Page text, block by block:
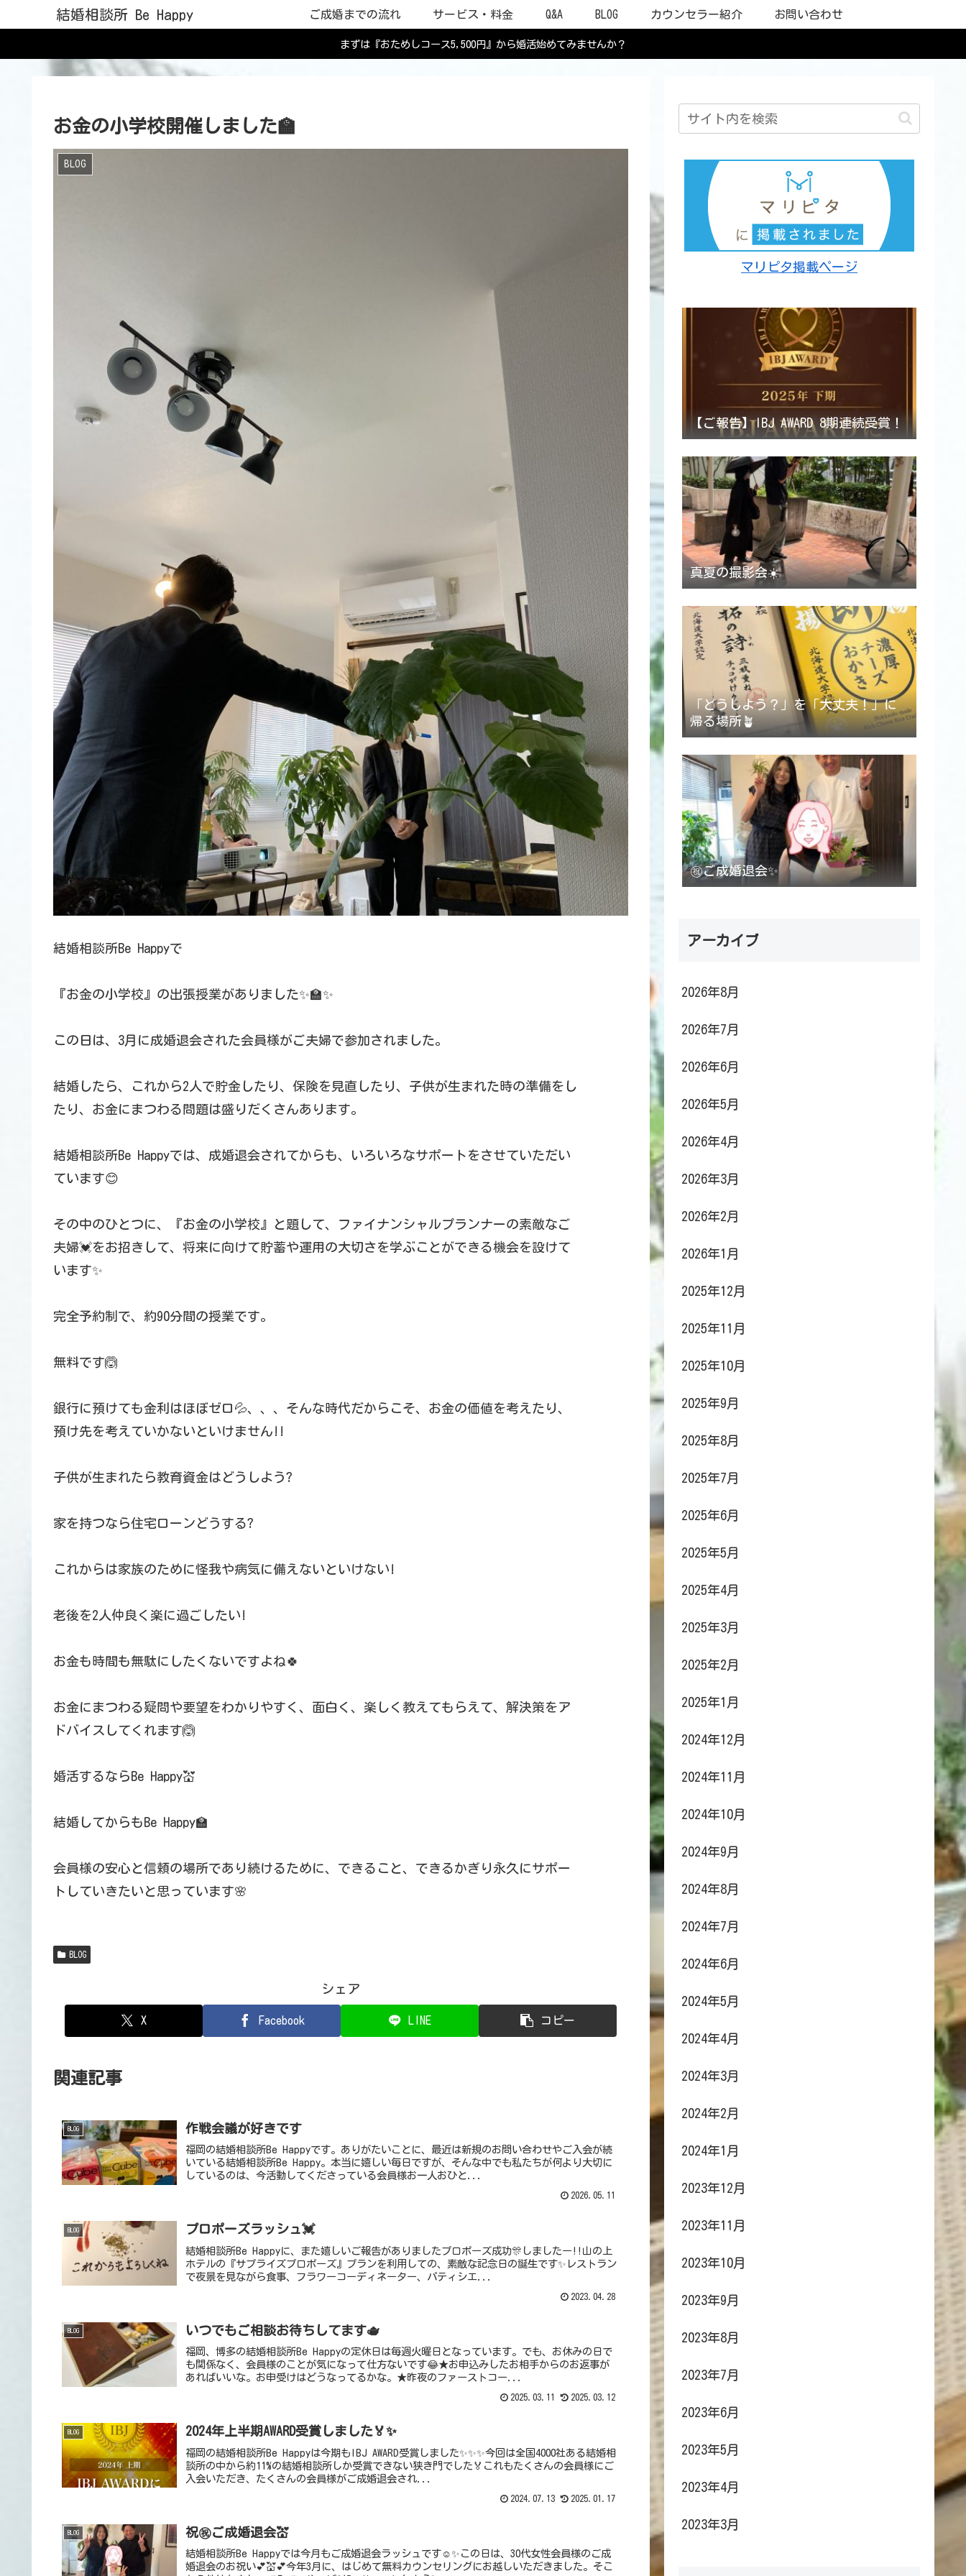
結婚相談所 Be Happy ご成婚までの流れ サービス・料金 Q&A BLOG カウンセラー紹介 お問い合わせ
まずは『おためしコース5,500円』から婚活始めてみませんか？
お金の小学校開催しました🏫
BLOG
結婚相談所Be Happyで
『お金の小学校』の出張授業がありました✨🏫✨
この日は、3月に成婚退会された会員様がご夫婦で参加されました。
結婚したら、これから2人で貯金したり、保険を見直したり、子供が生まれた時の準備をし
たり、お金にまつわる問題は盛りだくさんあります。
結婚相談所Be Happyでは、成婚退会されてからも、いろいろなサポートをさせていただい
ています😊
その中のひとつに、『お金の小学校』と題して、ファイナンシャルプランナーの素敵なご
夫婦💓をお招きして、将来に向けて貯蓄や運用の大切さを学ぶことができる機会を設けて
います✨
完全予約制で、約90分間の授業です。
無料です🙆
銀行に預けても金利はほぼゼロ💦、、、そんな時代だからこそ、お金の価値を考えたり、
預け先を考えていかないといけません!!️
子供が生まれたら教育資金はどうしよう?
家を持つなら住宅ローンどうする?
これからは家族のために怪我や病気に備えないといけない!
老後を2人仲良く楽に過ごしたい!
お金も時間も無駄にしたくないですよね🍀
お金にまつわる疑問や要望をわかりやすく、面白く、楽しく教えてもらえて、解決策をア
ドバイスしてくれます🙆
婚活するならBe Happy💒
結婚してからもBe Happy🏫
会員様の安心と信頼の場所であり続けるために、できること、できるかぎり永久にサポー
トしていきたいと思っています🌸
BLOG
シェア
X Facebook LINE コピー
関連記事
BLOG 作戦会議が好きです
福岡の結婚相談所Be Happyです。ありがたいことに、最近は新規のお問い合わせやご入会が続
いている結婚相談所Be Happy。本当に嬉しい毎日ですが、そんな中でも私たちが何より大切に
しているのは、今活動してくださっている会員様お一人おひと...
2026.05.11
BLOG プロポーズラッシュ💓
結婚相談所Be Happyに、また嬉しいご報告がありましたプロポーズ成功🎊しましたー!!️山の上
ホテルの『サプライズプロポーズ』プランを利用しての、素敵な記念日の誕生です✨レストラン
で夜景を見ながら食事、フラワーコーディネーター、パティシエ...
2023.04.28
BLOG いつでもご相談お待ちしてます🫖
福岡、博多の結婚相談所Be Happyの定休日は毎週火曜日となっています。でも、お休みの日で
も関係なく、会員様のことが気になって仕方ないです😂★お申込みしたお相手からのお返事が
あればいいな。お申受けはどうなってるかな。★昨夜のファーストコー...
2025.03.11 2025.03.12
BLOG 2024年上半期AWARD受賞しました🏅✨
福岡の結婚相談所Be Happyは今期もIBJ AWARD受賞しました✨✨✨今回は全国4000社ある結婚相
談所の中から約11%の結婚相談所しか受賞できない狭き門でした🏅これもたくさんの会員様にご
入会いただき、たくさんの会員様がご成婚退会され...
2024.07.13 2025.01.17
BLOG 祝㊗️ご成婚退会💒
結婚相談所Be Happyでは今月もご成婚退会ラッシュです☺️✨この日は、30代女性会員様のご成
婚退会のお祝い💕💒💕今年3月に、はじめて無料カウンセリングにお越しいただきました。そこ
マリピタ掲載ページ
【ご報告】IBJ AWARD 8期連続受賞！
真夏の撮影会☀️
「どうしよう？」を「大丈夫！」に
帰る場所🪴
㊗️ご成婚退会✨
アーカイブ
2026年8月
2026年7月
2026年6月
2026年5月
2026年4月
2026年3月
2026年2月
2026年1月
2025年12月
2025年11月
2025年10月
2025年9月
2025年8月
2025年7月
2025年6月
2025年5月
2025年4月
2025年3月
2025年2月
2025年1月
2024年12月
2024年11月
2024年10月
2024年9月
2024年8月
2024年7月
2024年6月
2024年5月
2024年4月
2024年3月
2024年2月
2024年1月
2023年12月
2023年11月
2023年10月
2023年9月
2023年8月
2023年7月
2023年6月
2023年5月
2023年4月
2023年3月